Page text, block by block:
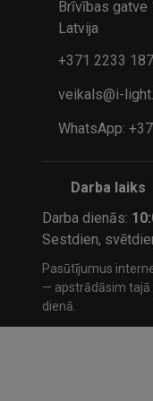
Brīvības gatve
Latvija
+371 2233
veikals@i-
WhatsApp:
Darba laiks
Darba dienās:
Sestdien,
Pasūtījumus
— apstrādāsim tajā
dienā.